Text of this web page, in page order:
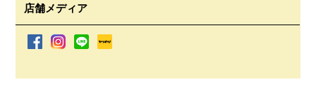
店舗メディア